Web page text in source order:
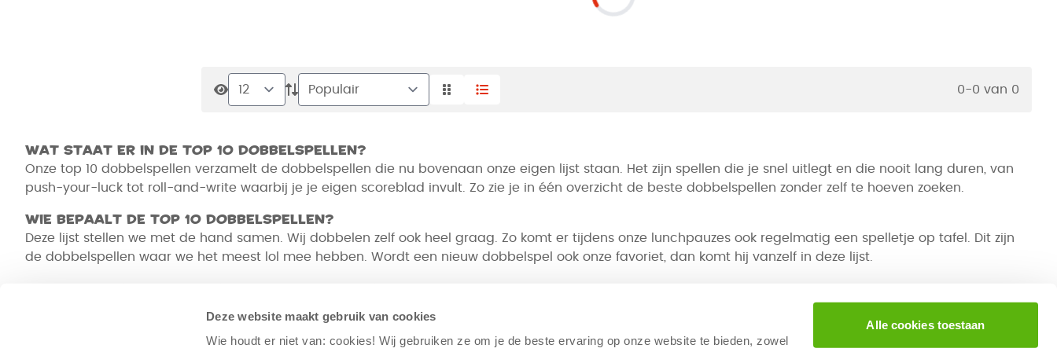
Deze website maakt gebruik van cookies
Wie houdt er niet van: cookies! Wij gebruiken ze om je de beste ervaring op onze website te bieden, zowel
Alle cookies toestaan
0-0 van 0
Wat staat er in de top 10 dobbelspellen?
Onze top 10 dobbelspellen verzamelt de dobbelspellen die nu bovenaan onze eigen lijst staan. Het zijn spellen die je snel uitlegt en die nooit lang duren, van
push-your-luck tot roll-and-write waarbij je je eigen scoreblad invult. Zo zie je in één overzicht de beste dobbelspellen zonder zelf te hoeven zoeken.
Wie bepaalt de top 10 dobbelspellen?
Deze lijst stellen we met de hand samen. Wij dobbelen zelf ook heel graag. Zo komt er tijdens onze lunchpauzes ook regelmatig een spelletje op tafel. Dit zijn
de dobbelspellen waar we het meest lol mee hebben. Wordt een nieuw dobbelspel ook onze favoriet, dan komt hij vanzelf in deze lijst.
Wil je snel een dobbelspel voor een gezinsavond, een borrel of onderweg, dan bespaart deze lijst je een hoop vergelijken. Je ziet meteen welke spellen puur
om geluk draaien en welke je ook slimme keuzes laten maken. Het aantal spelers en de speelduur staan bij elk spel hierboven, zodat je zonder gedoe de juiste